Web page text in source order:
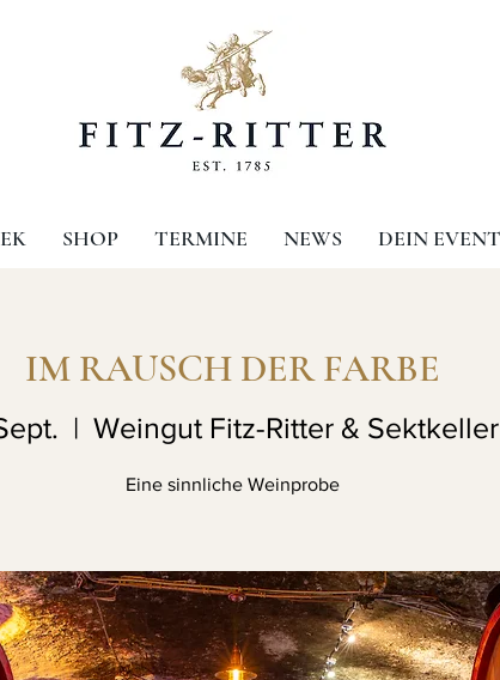
SHOP TERMINE NEWS DEIN EVENT
IM RAUSCH DER FARBE
  |
Weingut Fitz-Ritter &
Eine sinnliche Weinprobe